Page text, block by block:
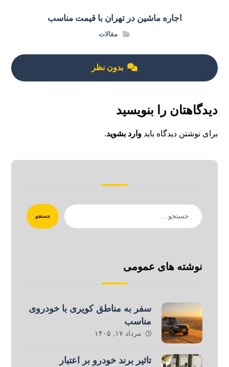
اجاره ماشین در تهران با قیمت مناسب
مقالات
بدون نظر
دیدگاهتان را بنویسید
برای نوشتن دیدگاه بایدوارد بشوید.
جستجو
نوشته های عمومی
سفر به مناطق کویری با خودروی
مناسب
مرداد ۱۷, ۱۴۰۵
تاثیر برند خودرو بر اعتبار